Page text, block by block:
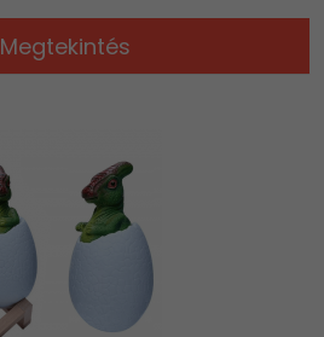
Megtekintés